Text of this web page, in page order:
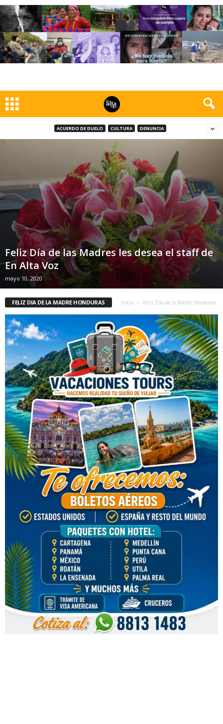
ACUERDO DE DUELO CULTURA DENUNCIA
Feliz Día de las Madres les desea el staff de
En Alta Voz
mayo 10, 2020
FELIZ DIA DE LA MADRE HONDURAS Inicio Feliz Dia de la Madre Honduras